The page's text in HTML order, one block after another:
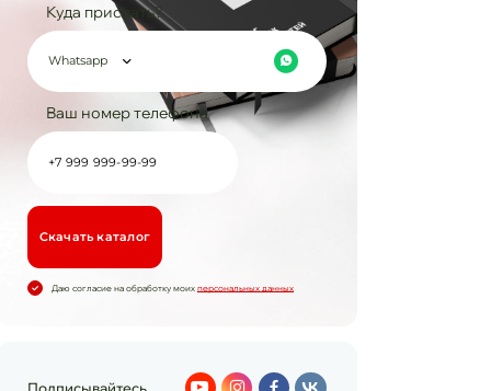
Куда прислать?
Whatsapp
Ваш номер телефона
Cкачать каталог
Даю согласие на обработку моих персональных данных
Подписывайтесь